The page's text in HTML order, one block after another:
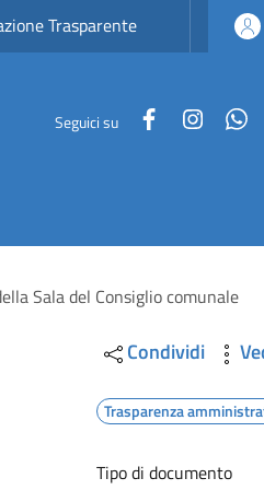
Trasparente
Seguici su Facebook
Sala del Consiglio comunale
Condividi
Trasparenza
Tipo di documento